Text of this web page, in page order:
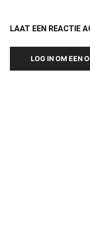
LAAT EEN REACTIE
LOG IN OM EEN